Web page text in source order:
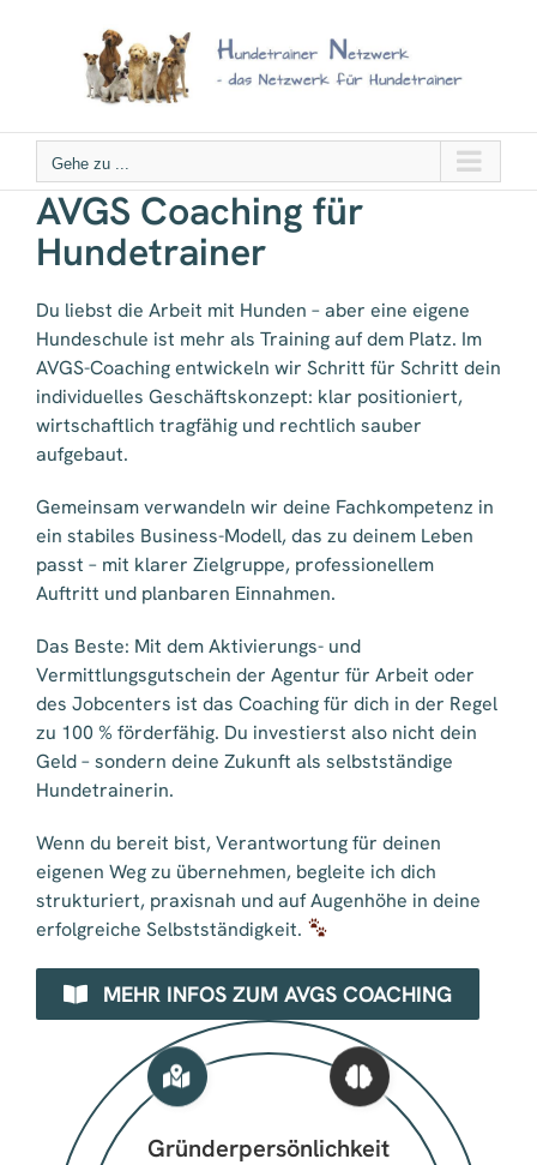
Gehe zu ...
AVGS Coaching für
Hundetrainer
Du liebst die Arbeit mit Hunden – aber eine eigene
Hundeschule ist mehr als Training auf dem Platz. Im
AVGS-Coaching entwickeln wir Schritt für Schritt dein
individuelles Geschäftskonzept: klar positioniert,
wirtschaftlich tragfähig und rechtlich sauber
aufgebaut.
Gemeinsam verwandeln wir deine Fachkompetenz in
ein stabiles Business-Modell, das zu deinem Leben
passt – mit klarer Zielgruppe, professionellem
Auftritt und planbaren Einnahmen.
Das Beste: Mit dem Aktivierungs- und
Vermittlungsgutschein der Agentur für Arbeit oder
des Jobcenters ist das Coaching für dich in der Regel
zu 100 % förderfähig. Du investierst also nicht dein
Geld – sondern deine Zukunft als selbstständige
Hundetrainerin.
Wenn du bereit bist, Verantwortung für deinen
eigenen Weg zu übernehmen, begleite ich dich
strukturiert, praxisnah und auf Augenhöhe in deine
erfolgreiche Selbstständigkeit.
MEHR INFOS ZUM AVGS COACHING
Gründerpersönlichkeit